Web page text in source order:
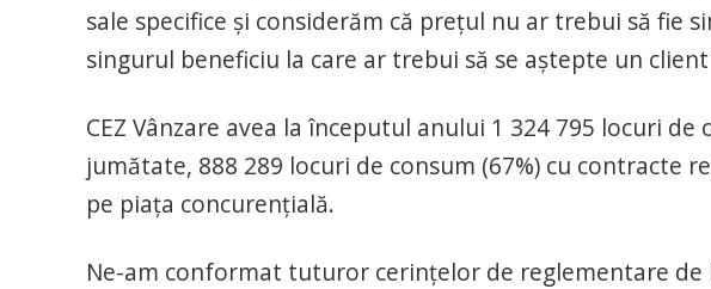
sale specifice și considerăm că prețul nu ar trebui să fie
singurul beneficiu la care ar trebui să se aștepte un
CEZ Vânzare avea la începutul anului 1 324 795 locuri
jumătate, 888 289 locuri de consum (67%) cu contracte
pe piața concurențială.
Ne-am conformat tuturor cerințelor de reglementare